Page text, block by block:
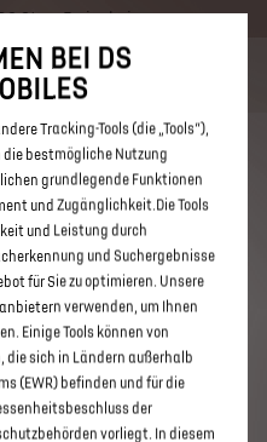
Store Freinsheim
für E-Autos und Plug-In-
erfahren >>
ALLE DS 7 UND
NEUWAGEN
FREINSHEIM
BEI DS
Tracking-Tools (die „Tools“),
bestmögliche Nutzung
grundlegende Funktionen
und Zugänglichkeit.Die Tools
und Leistung durch
und Suchergebnisse
für Sie zu optimieren. Unsere
verwenden, um Ihnen
Einige Tools können von
sich in Ländern außerhalb
(EWR) befinden und für die
der
vorliegt. In diesem